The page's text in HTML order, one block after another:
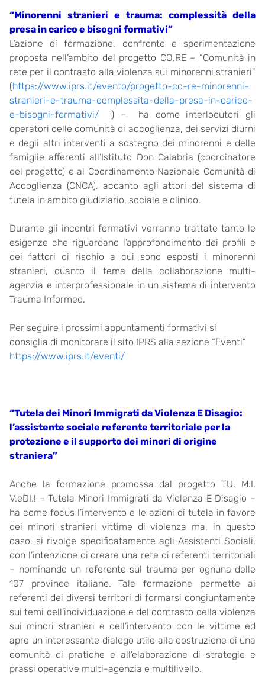
“Minorenni stranieri e trauma: complessità della
presa in carico e bisogni formativi”
L’azione di formazione, confronto e sperimentazione
proposta nell’ambito del progetto CO.RE – “Comunità in
rete per il contrasto alla violenza sui minorenni stranieri”
(https://www.iprs.it/evento/progetto-co-re-minorenni-
stranieri-e-trauma-complessita-della-presa-in-carico-
e-bisogni-formativi/ ) – ha come interlocutori gli
operatori delle comunità di accoglienza, dei servizi diurni
e degli altri interventi a sostegno dei minorenni e delle
famiglie afferenti all’Istituto Don Calabria (coordinatore
del progetto) e al Coordinamento Nazionale Comunità di
Accoglienza (CNCA), accanto agli attori del sistema di
tutela in ambito giudiziario, sociale e clinico.
Durante gli incontri formativi verranno trattate tanto le
esigenze che riguardano l’approfondimento dei profili e
dei fattori di rischio a cui sono esposti i minorenni
stranieri, quanto il tema della collaborazione multi-
agenzia e interprofessionale in un sistema di intervento
Trauma Informed.
Per seguire i prossimi appuntamenti formativi si
consiglia di monitorare il sito IPRS alla sezione “Eventi”
https://www.iprs.it/eventi/
“Tutela dei Minori Immigrati da Violenza E Disagio:
l’assistente sociale referente territoriale per la
protezione e il supporto dei minori di origine
straniera”
Anche la formazione promossa dal progetto TU. M.I.
V.eDI.! – Tutela Minori Immigrati da Violenza E Disagio –
ha come focus l’intervento e le azioni di tutela in favore
dei minori stranieri vittime di violenza ma, in questo
caso, si rivolge specificatamente agli Assistenti Sociali,
con l’intenzione di creare una rete di referenti territoriali
– nominando un referente sul trauma per ognuna delle
107 province italiane. Tale formazione permette ai
referenti dei diversi territori di formarsi congiuntamente
sui temi dell’individuazione e del contrasto della violenza
sui minori stranieri e dell’intervento con le vittime ed
apre un interessante dialogo utile alla costruzione di una
comunità di pratiche e all’elaborazione di strategie e
prassi operative multi-agenzia e multilivello.